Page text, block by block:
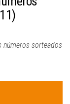
números sorteados